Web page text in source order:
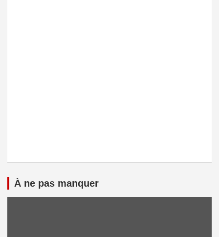
À ne pas manquer